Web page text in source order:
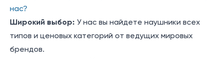
нас?
Широкий выбор: У нас вы найдете наушники всех
типов и ценовых категорий от ведущих мировых
брендов.